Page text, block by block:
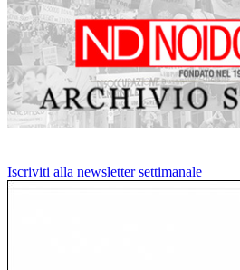
Iscriviti alla newsletter settimanale